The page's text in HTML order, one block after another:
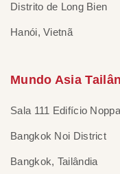
Distrito de Long Bien
Hanói, Vietnã
Mundo Asia
Sala 111 Edifício
Bangkok Noi District
Bangkok, Tailândia